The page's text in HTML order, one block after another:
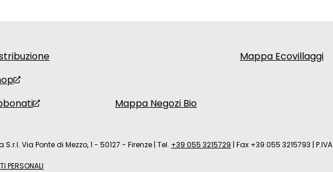
Mappa Negozi Bio
Mappa Ecovillaggi
Via Ponte di Mezzo, 1 - 50127 - Firenze | Tel. +39 055 3215729 | Fax +39 055 3215793 | P.IVA
PERSONALI